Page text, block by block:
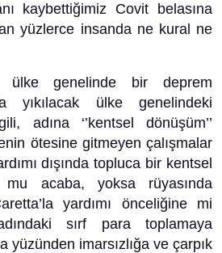
kaybettiğimiz Covit belasına
yüzlerce insanda ne kural ne
ülke genelinde bir deprem
yıkılacak ülke genelindeki
adına ‘’kentsel dönüşüm’’
ötesine gitmeyen çalışmalar
dışında topluca bir kentsel
mu acaba, yoksa rüyasında
yardımı önceliğine mi
sırf para toplamaya
yüzünden imarsızlığa ve çarpık